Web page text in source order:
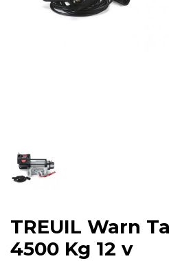
TREUIL Warn
4500 Kg 12 v